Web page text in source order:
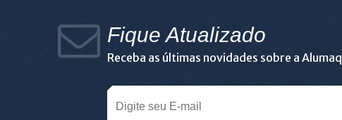
Fique Atualizado
Receba as últimas novidades sobre a Alumaq